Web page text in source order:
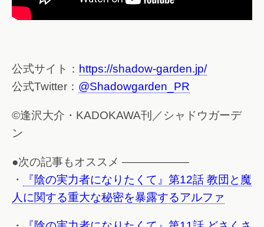
公式サイト： https://shadow-garden.jp/
公式Twitter： @Shadowgarden_PR
©逢沢大介・KADOKAWA刊／シャドウガーデ
ン
●次の記事もオススメ ——————
・
『陰の実力者になりたくて』第12話 教団と魔
人に関する重大な秘密を暴露するアルファ